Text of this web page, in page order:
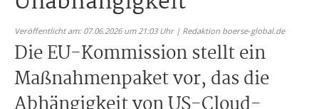
Veröffentlicht am: 07.06.2026 um 21:03 Uhr | Redaktion boerse-global.de
Die EU-Kommission stellt ein
Maßnahmenpaket vor, das die